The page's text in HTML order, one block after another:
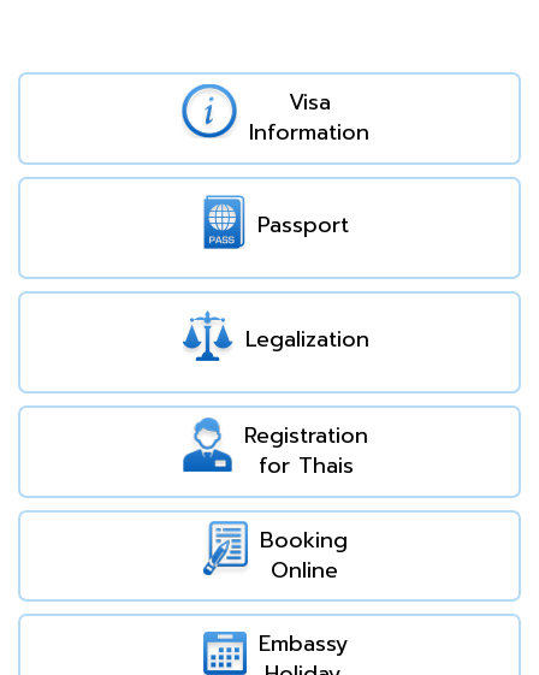
Visa
Information
Passport
Legalization
Registration
for Thais
Booking
Online
Embassy